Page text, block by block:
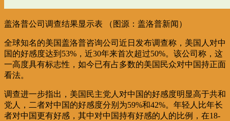
盖洛普公司调查结果显示表 （图源：盖洛普新闻）
全球知名的美国盖洛普咨询公司近日发布调查称，美国人对中
国的好感度达到53%，近30年来首次超过50%。该公司称，这
一高度具有标志性，如今已有占多数的美国民众对中国持正面
看法。
调查进一步指出，美国民主党人对中国的好感度明显高于共和
党人，二者对中国的好感度分别为59%和42%。年轻人比年长
者对中国更有好感，其中对中国持有好感的人的比例，在18-